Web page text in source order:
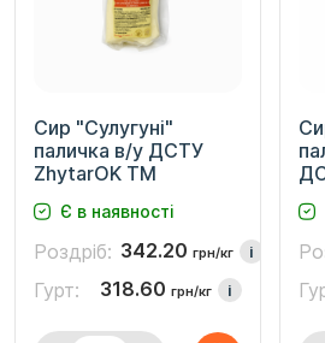
Сир "Сулугуні"
паличка в/у ДСТУ
ZhytarOK TM
Є в наявності
Роздріб: 342.20 грн/кг i
Гурт: 318.60 грн/кг i